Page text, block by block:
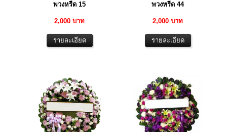
พวงหรีด 15
2,000 บาท
พวงหรีด 44
2,000 บาท